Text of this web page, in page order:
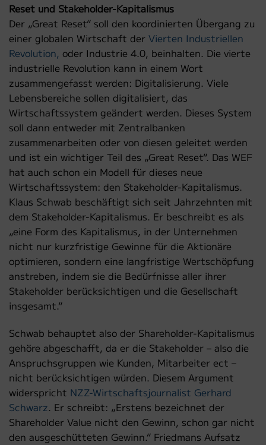
Reset und Stakeholder-Kapitalismus
Der „Great Reset“ soll den koordinierten Übergang zu
einer globalen Wirtschaft der Vierten Industriellen
Revolution, oder Industrie 4.0, beinhalten. Die vierte
industrielle Revolution kann in einem Wort
zusammengefasst werden: Digitalisierung. Viele
Lebensbereiche sollen digitalisiert, das
Wirtschaftssystem geändert werden. Dieses System
soll dann entweder mit Zentralbanken
zusammenarbeiten oder von diesen geleitet werden
und ist ein wichtiger Teil des „Great Reset“. Das WEF
hat auch schon ein Modell für dieses neue
Wirtschaftssystem: den Stakeholder-Kapitalismus.
Klaus Schwab beschäftigt sich seit Jahrzehnten mit
dem Stakeholder-Kapitalismus. Er beschreibt es als
„eine Form des Kapitalismus, in der Unternehmen
nicht nur kurzfristige Gewinne für die Aktionäre
optimieren, sondern eine langfristige Wertschöpfung
anstreben, indem sie die Bedürfnisse aller ihrer
Stakeholder berücksichtigen und die Gesellschaft
insgesamt.“
Schwab behauptet also der Shareholder-Kapitalismus
gehöre abgeschafft, da er die Stakeholder – also die
Anspruchsgruppen wie Kunden, Mitarbeiter ect –
nicht berücksichtigen würden. Diesem Argument
widerspricht NZZ-Wirtschaftsjournalist Gerhard
Schwarz. Er schreibt: „Erstens bezeichnet der
Shareholder Value nicht den Gewinn, schon gar nicht
den ausgeschütteten Gewinn.“ Friedmans Aufsatz